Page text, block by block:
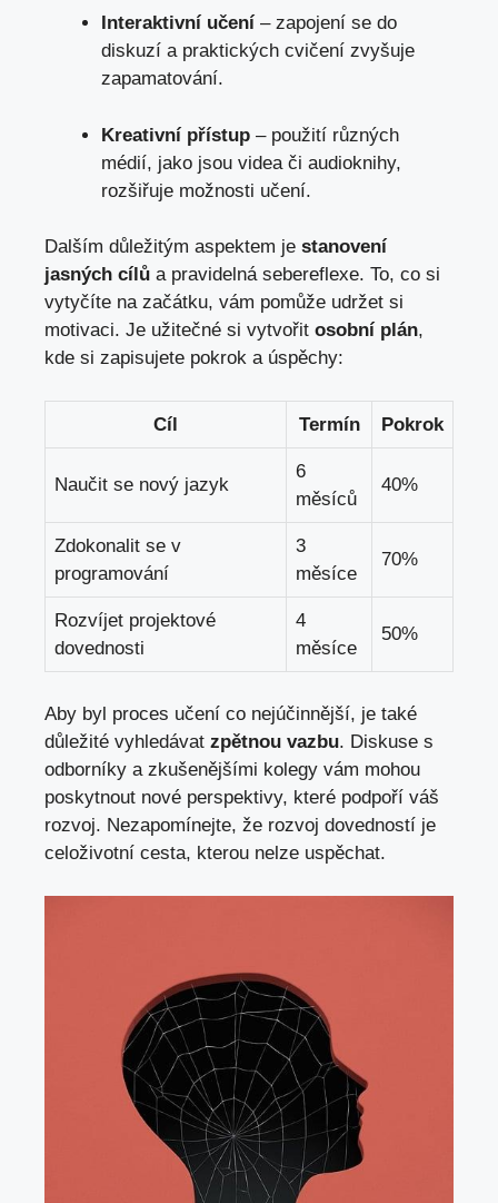
Interaktivní učení – zapojení⁢ se do
diskuzí a praktických⁣ cvičení zvyšuje
zapamatování.
Kreativní přístup – použití různých
médií, jako jsou⁤ videa či audioknihy,
rozšiřuje možnosti učení.
Dalším důležitým aspektem je stanovení
jasných cílů a pravidelná sebereflexe. To, co si
vytyčíte na začátku, vám pomůže udržet si
motivaci. Je užitečné si vytvořit osobní plán,
kde si zapisujete pokrok a⁢ úspěchy:
Cíl Termín Pokrok
Naučit se ‌nový jazyk
6
měsíců
40%
Zdokonalit se v
programování
3
měsíce
70%
Rozvíjet projektové
dovednosti
4
měsíce
50%
Aby byl⁤ proces ⁢učení co ⁣nejúčinnější, je také
důležité vyhledávat zpětnou vazbu. Diskuse s
odborníky a zkušenějšími kolegy vám mohou
poskytnout nové perspektivy, které podpoří váš
rozvoj. Nezapomínejte, že rozvoj dovedností je
celoživotní cesta, kterou nelze uspěchat.